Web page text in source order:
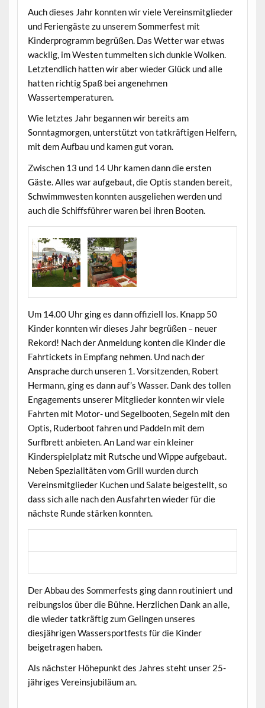
Auch dieses Jahr konnten wir viele Vereinsmitglieder
und Feriengäste zu unserem Sommerfest mit
Kinderprogramm begrüßen. Das Wetter war etwas
wacklig, im Westen tummelten sich dunkle Wolken.
Letztendlich hatten wir aber wieder Glück und alle
hatten richtig Spaß bei angenehmen
Wassertemperaturen.
Wie letztes Jahr begannen wir bereits am
Sonntagmorgen, unterstützt von tatkräftigen Helfern,
mit dem Aufbau und kamen gut voran.
Zwischen 13 und 14 Uhr kamen dann die ersten
Gäste. Alles war aufgebaut, die Optis standen bereit,
Schwimmwesten konnten ausgeliehen werden und
auch die Schiffsführer waren bei ihren Booten.
Um 14.00 Uhr ging es dann offiziell los. Knapp 50
Kinder konnten wir dieses Jahr begrüßen – neuer
Rekord! Nach der Anmeldung konten die Kinder die
Fahrtickets in Empfang nehmen. Und nach der
Ansprache durch unseren 1. Vorsitzenden, Robert
Hermann, ging es dann auf’s Wasser. Dank des tollen
Engagements unserer Mitglieder konnten wir viele
Fahrten mit Motor- und Segelbooten, Segeln mit den
Optis, Ruderboot fahren und Paddeln mit dem
Surfbrett anbieten. An Land war ein kleiner
Kinderspielplatz mit Rutsche und Wippe aufgebaut.
Neben Spezialitäten vom Grill wurden durch
Vereinsmitglieder Kuchen und Salate beigestellt, so
dass sich alle nach den Ausfahrten wieder für die
nächste Runde stärken konnten.
Der Abbau des Sommerfests ging dann routiniert und
reibungslos über die Bühne. Herzlichen Dank an alle,
die wieder tatkräftig zum Gelingen unseres
diesjährigen Wassersportfests für die Kinder
beigetragen haben.
Als nächster Höhepunkt des Jahres steht unser 25-
jähriges Vereinsjubiläum an.